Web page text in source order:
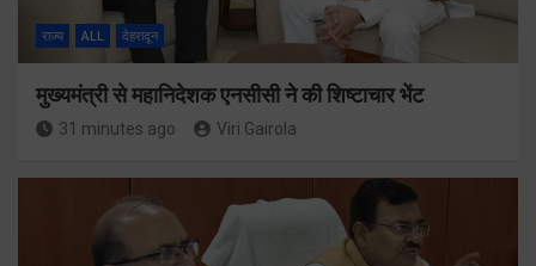
राज्य ALL देहरादून
मुख्यमंत्री से महानिदेशक एनसीसी ने की शिष्टाचार भेंट
31 minutes ago Viri Gairola